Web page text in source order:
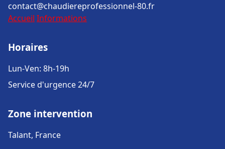
contact@chaudiereprofessionnel-80.fr
Accueil Informations
Horaires
Lun-Ven: 8h-19h
Service d'urgence 24/7
Zone intervention
Talant, France